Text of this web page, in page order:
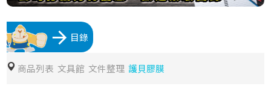
arrow_forward 目錄
商品列表 文具館 文件整理 護貝膠膜